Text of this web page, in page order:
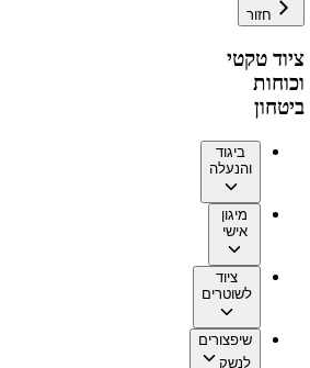
חזור
ציוד טקטי
וכוחות
ביטחון
ביגוד
והנעלה
מיגון
אישי
ציוד
לשוטרים
שיפצורים
לנשק